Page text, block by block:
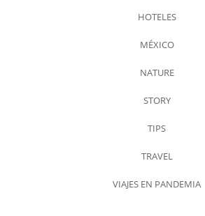
HOTELES
MÉXICO
NATURE
STORY
TIPS
TRAVEL
VIAJES EN PANDEMIA